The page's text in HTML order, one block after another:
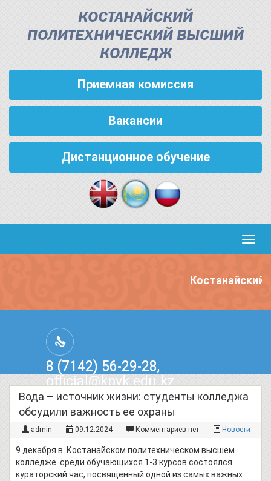
КОСТАНАЙСКИЙ
ПОЛИТЕХНИЧЕСКИЙ ВЫСШИЙ
КОЛЛЕДЖ
Приемная комиссия
Вакансии
Дистанционное обучение
Костанайский
8 (7142) 56-29-28,
official@kpvk.edu.kz
г.Костанай, Проспект Кобыланды
Батыра, 3
Вода – источник жизни: студенты колледжа
обсудили важность ее охраны
admin 09.12.2024 Комментариев нет Новости
9 декабря в Костанайском политехническом высшем
колледже среди обучающихся 1-3 курсов состоялся
кураторский час, посвященный одной из самых важных